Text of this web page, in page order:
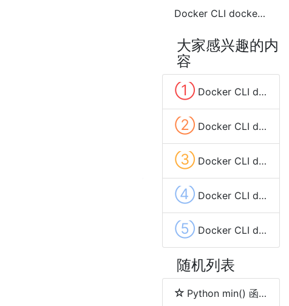
Docker CLI docker volume prune 常用命令
大家感兴趣的内
容
① Docker CLI docker buildx build 常用命令
② Docker CLI docker service create 常用命令
③ Docker CLI docker push 常用命令
④ Docker CLI docker run 常用命令
⑤ Docker CLI docker service update 常用命令
随机列表
Python min() 函数